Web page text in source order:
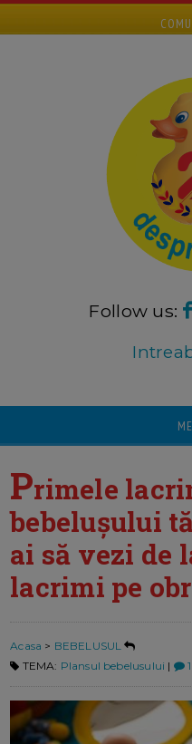
Follow us:
Primele
bebelușului
ai să vezi de
lacrimi pe
Acasa > BEBELUSUL
TEMA: Plansul bebelusului | 1